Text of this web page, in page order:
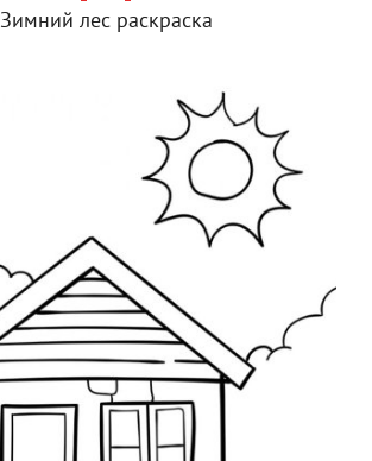
Зимний лес раскраска